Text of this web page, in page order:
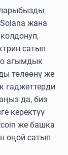
жана
сатып
агымдык
төлөөнү же
гаджеттерди
да, биз
керектүү
же башка
оңой сатып